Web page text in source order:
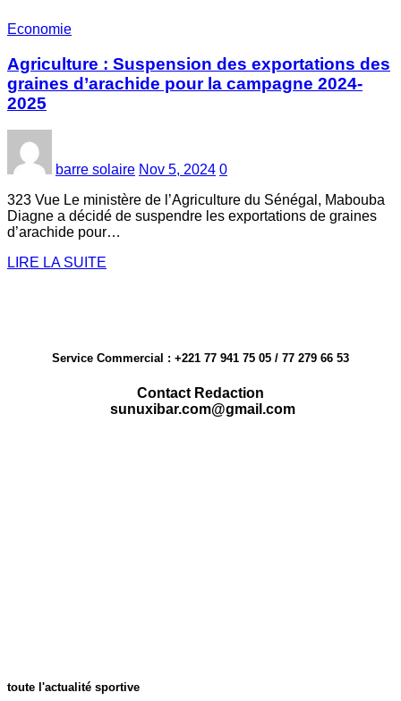
Economie
Agriculture : Suspension des exportations des
graines d’arachide pour la campagne 2024-
2025
barre solaire Nov 5, 2024 0
323 Vue Le ministère de l’Agriculture du Sénégal, Mabouba
Diagne a décidé de suspendre les exportations de graines
d’arachide pour…
LIRE LA SUITE
Service Commercial : +221 77 941 75 05 / 77 279 66 53
Contact Redaction
sunuxibar.com@gmail.com
toute l'actualité sportive